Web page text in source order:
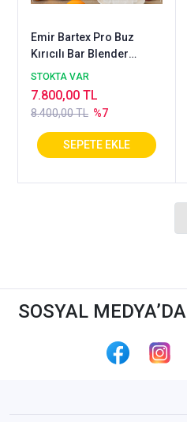
Emir Bartex Pro Buz
Kırıcılı Bar Blender
(3saniyede buz kırma)
STOKTA VAR
8.400,00 TL %7
7.800,00 TL
SOSYAL MEDYA’DA